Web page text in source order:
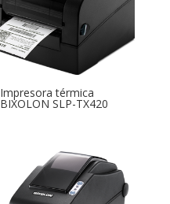
Impresora térmica
BIXOLON SLP-TX420